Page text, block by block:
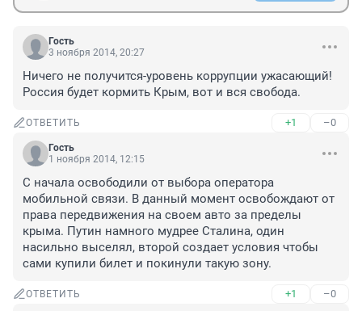
Гость
3 ноября 2014, 20:27
Ничего не получится-уровень коррупции ужасающий!
Россия будет кормить Крым, вот и вся свобода.
ОТВЕТИТЬ +1 –0
Гость
1 ноября 2014, 12:15
С начала освободили от выбора оператора
мобильной связи. В данный момент освобождают от
права передвижения на своем авто за пределы
крыма. Путин намного мудрее Сталина, один
насильно выселял, второй создает условия чтобы
сами купили билет и покинули такую зону.
ОТВЕТИТЬ +1 –0